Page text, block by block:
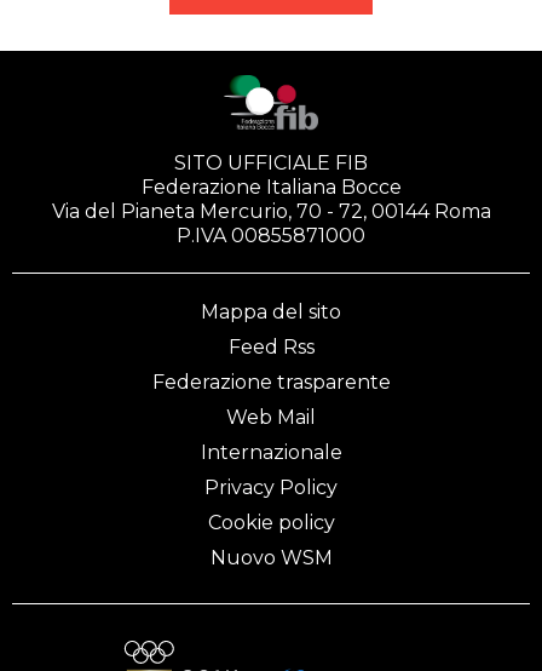
SITO UFFICIALE FIB
Federazione Italiana Bocce
Via del Pianeta Mercurio, 70 - 72, 00144 Roma
P.IVA 00855871000
Mappa del sito
Feed Rss
Federazione trasparente
Web Mail
Internazionale
Privacy Policy
Cookie policy
Nuovo WSM